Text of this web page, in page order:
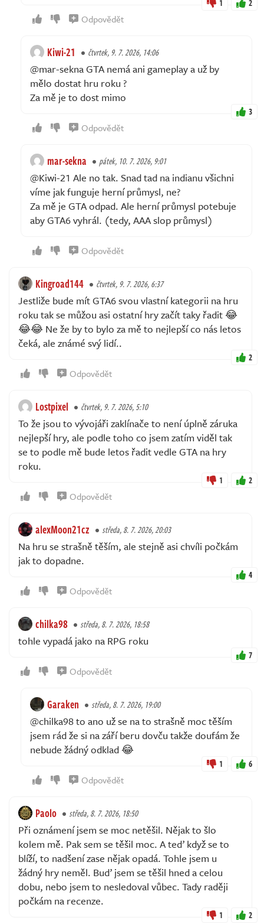
1 2
Odpovědět
Kiwi-21 čtvrtek, 9. 7. 2026, 14:06
@mar-sekna GTA nemá ani gameplay a už by
mělo dostat hru roku ?
Za mě je to dost mimo
3
Odpovědět
mar-sekna pátek, 10. 7. 2026, 9:01
@Kiwi-21 Ale no tak. Snad tad na indianu všichni
víme jak funguje herní průmysl, ne?
Za mě je GTA odpad. Ale herní průmysl potebuje
aby GTA6 vyhrál. (tedy, AAA slop průmysl)
Odpovědět
Kingroad144 čtvrtek, 9. 7. 2026, 6:37
Jestliže bude mít GTA6 svou vlastní kategorii na hru
roku tak se můžou asi ostatní hry začít taky řadit 😂
😂😂 Ne že by to bylo za mě to nejlepší co nás letos
čeká, ale známé svý lidí..
2
Odpovědět
Lostpixel čtvrtek, 9. 7. 2026, 5:10
To že jsou to vývojáři zaklínače to není úplně záruka
nejlepší hry, ale podle toho co jsem zatím viděl tak
se to podle mě bude letos řadit vedle GTA na hry
roku.
1 2
Odpovědět
alexMoon21cz středa, 8. 7. 2026, 20:03
Na hru se strašně těším, ale stejně asi chvíli počkám
jak to dopadne.
4
Odpovědět
chilka98 středa, 8. 7. 2026, 18:58
tohle vypadá jako na RPG roku
7
Odpovědět
Garaken středa, 8. 7. 2026, 19:00
@chilka98 to ano už se na to strašně moc těším
jsem rád že si na září beru dovču takže doufám že
nebude žádný odklad 😂
1 6
Odpovědět
Paolo středa, 8. 7. 2026, 18:50
Při oznámení jsem se moc netěšil. Nějak to šlo
kolem mě. Pak sem se těšil moc. A teď když se to
blíží, to nadšení zase nějak opadá. Tohle jsem u
žádný hry neměl. Buď jsem se těšil hned a celou
dobu, nebo jsem to nesledoval vůbec. Tady raději
počkám na recenze.
1 2